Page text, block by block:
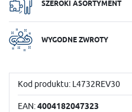
SZEROKI ASORTYMENT
WYGODNE ZWROTY
Kod produktu: L4732REV30
EAN:4004182047323